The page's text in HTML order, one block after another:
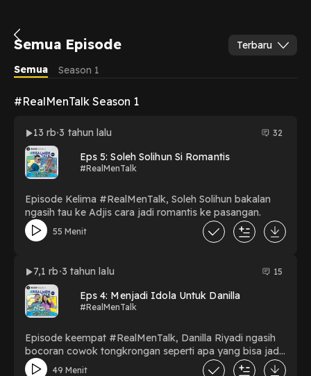
Semua Episode
Terbaru
Semua
Season 1
#RealMenTalk Season 1
13 rb 3 tahun lalu 32
Eps 5: Soleh Solihun Si Romantis
#RealMenTalk
Episode Kelima #RealMenTalk, Soleh Solihun bakalan
ngasih tau ke Adjis cara jadi romantis ke pasangan.
55 Menit
7,1 rb 3 tahun lalu 15
Eps 4: Menjadi Idola Untuk Danilla
#RealMenTalk
Episode keempat #RealMenTalk, Danilla Riyadi ngasih
bocoran cowok tongkrongan seperti apa yang bisa jadi
idola. 49 Menit